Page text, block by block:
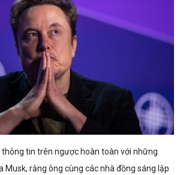
thông tin trên ngược hoàn toàn với những
Musk, rằng ông cùng các nhà đồng sáng lập